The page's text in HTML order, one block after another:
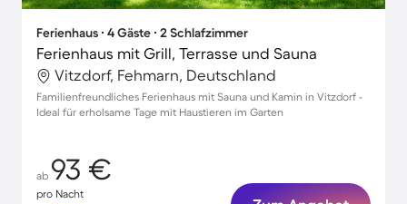
Ferienhaus ∙ 4 Gäste ∙ 2 Schlafzimmer
Ferienhaus mit Grill, Terrasse und Sauna
Vitzdorf, Fehmarn, Deutschland
Familienfreundliches Ferienhaus mit Sauna und Kamin in Vitzdorf -
Ideal für erholsame Tage mit Haustieren im Garten
ab 93 €
pro Nacht